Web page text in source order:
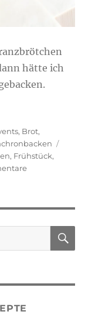
hätte ich
, Brot,
, Frühstück,
zu